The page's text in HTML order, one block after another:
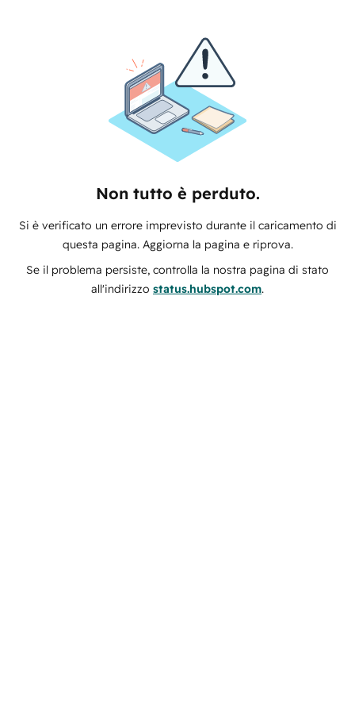
Non tutto è perduto.
Si è verificato un errore imprevisto durante il caricamento di
questa pagina. Aggiorna la pagina e riprova.
Se il problema persiste, controlla la nostra pagina di stato
all'indirizzo status.hubspot.com.